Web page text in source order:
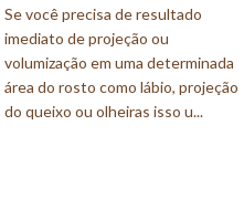
Se você precisa de resultado
imediato de projeção ou
volumização em uma determinada
área do rosto como lábio, projeção
do queixo ou olheiras isso u...